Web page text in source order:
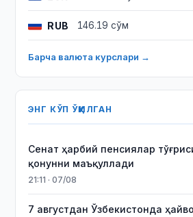
RUB 146.19 сўм
Барча валюта курслари →
ЭНГ КЎП ЎҚИЛГАН
Сенат ҳарбий пенсиялар
қонунни маъқуллади
21:11 · 07/08
7 августдан Ўзбекистонда